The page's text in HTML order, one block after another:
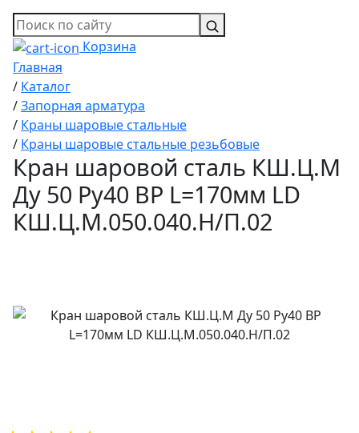
Корзина
Главная
/ Каталог
/Запорная арматура
/ Краны шаровые стальные
/ Краны шаровые стальные резьбовые
Кран шаровой сталь КШ.Ц.М
Ду 50 Ру40 ВР L=170мм LD
КШ.Ц.М.050.040.Н/П.02